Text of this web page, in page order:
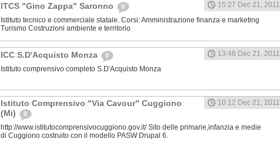
ITCS "Gino Zappa" Saronno 0
15:27 Dec 21, 2011
Istituto tecnico e commerciale statale. Corsi: Amministrazione finanza e marketing
Turismo Costruzioni ambiente e territorio
ICC S.D'Acquisto Monza 0
13:48 Dec 21, 2011
Istituto comprensivo completo S.D'Acquisto Monza
Istituto Comprensivo "Via Cavour" Cuggiono
(Mi)
0
10:12 Dec 21, 2011
http://www.istitutocomprensivocuggiono.gov.it/ Sito delle primarie,infanzia e medie
di Cuggiono costruito con il modello PASW Drupal 6.